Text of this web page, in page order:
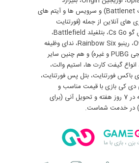
Blizzard، بتل نت Battlenet) و سرویس ها و آیتم های
های آنلاین از جمله (فورتنایت
Fortnite، سی اس گو Cs Go، بتلفیلد Battlefield،
اورواچ Overwatch، رینبو Rainbow Six، ندای وظیفه
Call of Duty، پابجی PUBG و غیره) و هم چنین سایر
گیفت کارت ها، استیم والت،
باکس فورتنایت، بتل پس فورتنایت،
دی کی بازی با قیمت مناسب و
پشتیبانی 24 ساعته در 7 روز هفته و تحویل آنی (برای
در خدمت شماست.